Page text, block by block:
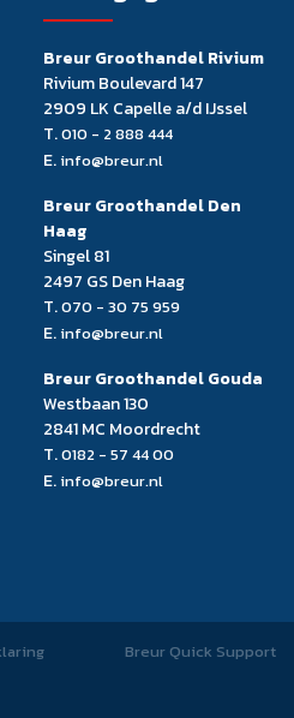
Breur Groothandel Rivium
Rivium Boulevard 147
2909 LK Capelle a/d IJssel
T.010 - 2 888 444
E. info@breur.nl
Breur Groothandel Den
Haag
Singel 81
2497 GS Den Haag
T.070 - 30 75 959
E. info@breur.nl
Breur Groothandel Gouda
Westbaan 130
2841 MC Moordrecht
T.0182 - 57 44 00
E. info@breur.nl
Breur Quick Support